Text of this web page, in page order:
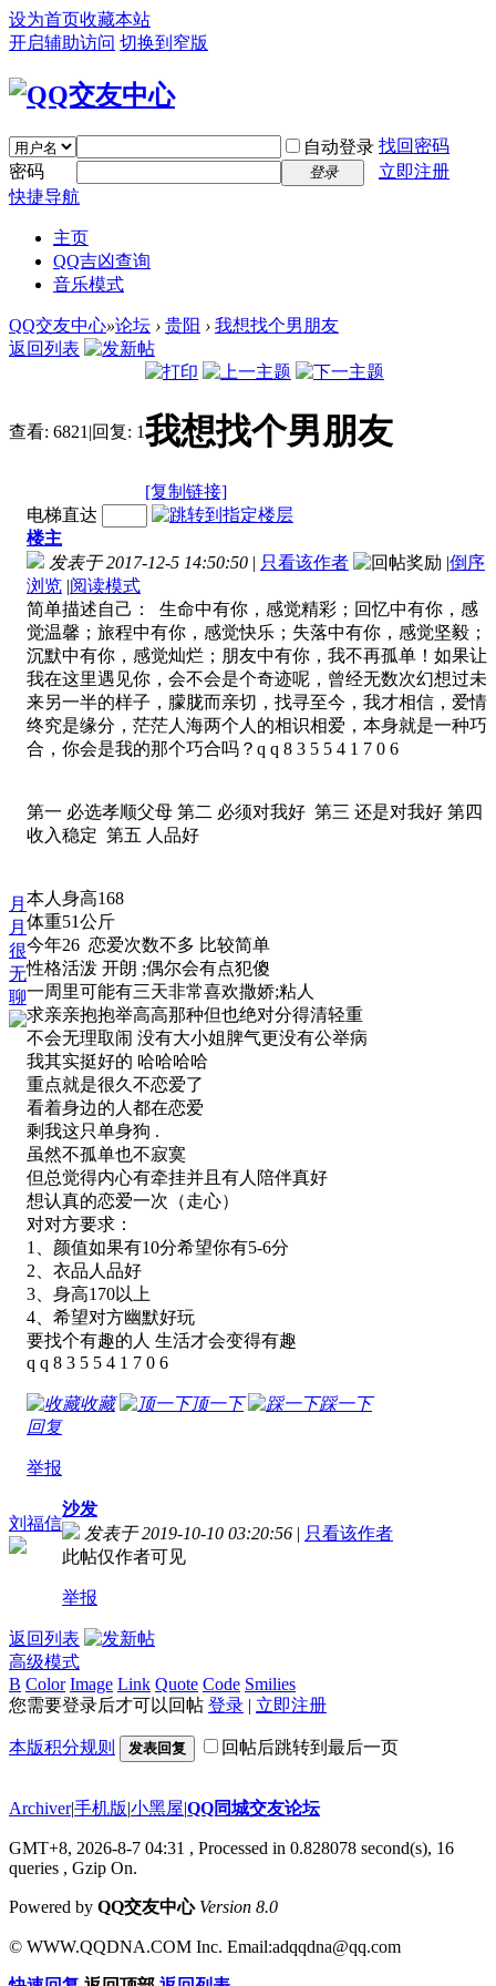
设为首页收藏本站
开启辅助访问 切换到窄版
自动登录 找回密码
密码
登录
立即注册
快捷导航
主页
QQ吉凶查询
音乐模式
QQ交友中心»论坛 › 贵阳 › 我想找个男朋友
返回列表
查看: 6821 |回复: 1我想找个男朋友
[复制链接]
月
月
很
无
聊
电梯直达
楼主
发表于 2017-12-5 14:50:50 | 只看该作者 |倒序
浏览 |阅读模式
简单描述自己： 生命中有你，感觉精彩；回忆中有你，感
觉温馨；旅程中有你，感觉快乐；失落中有你，感觉坚毅；
沉默中有你，感觉灿烂；朋友中有你，我不再孤单！如果让
我在这里遇见你，会不会是个奇迹呢，曾经无数次幻想过未
来另一半的样子，朦胧而亲切，找寻至今，我才相信，爱情
终究是缘分，茫茫人海两个人的相识相爱，本身就是一种巧
合，你会是我的那个巧合吗？q q 8 3 5 5 4 1 7 0 6
第一 必选孝顺父母 第二 必须对我好 第三 还是对我好 第四
收入稳定 第五 人品好
本人身高168
体重51公斤
今年26 恋爱次数不多 比较简单
性格活泼 开朗 ;偶尔会有点犯傻
一周里可能有三天非常喜欢撒娇;粘人
求亲亲抱抱举高高那种但也绝对分得清轻重
不会无理取闹 没有大小姐脾气更没有公举病
我其实挺好的 哈哈哈哈
重点就是很久不恋爱了
看着身边的人都在恋爱
剩我这只单身狗 .
虽然不孤单也不寂寞
但总觉得内心有牵挂并且有人陪伴真好
想认真的恋爱一次（走心）
对对方要求：
1、颜值如果有10分希望你有5-6分
2、衣品人品好
3、身高170以上
4、希望对方幽默好玩
要找个有趣的人 生活才会变得有趣
q q 8 3 5 5 4 1 7 0 6
收藏 顶一下
踩一下
回复
举报
刘福信
沙发
发表于 2019-10-10 03:20:56 | 只看该作者
此帖仅作者可见
举报
返回列表
高级模式
B Color Image Link Quote Code Smilies
您需要登录后才可以回帖 登录 | 立即注册
本版积分规则 发表回复 回帖后跳转到最后一页
Archiver|手机版|小黑屋|QQ同城交友论坛
GMT+8, 2026-8-7 04:31 , Processed in 0.828078 second(s), 16
queries , Gzip On.
Powered by QQ交友中心 Version 8.0
© WWW.QQDNA.COM Inc. Email:adqqdna@qq.com